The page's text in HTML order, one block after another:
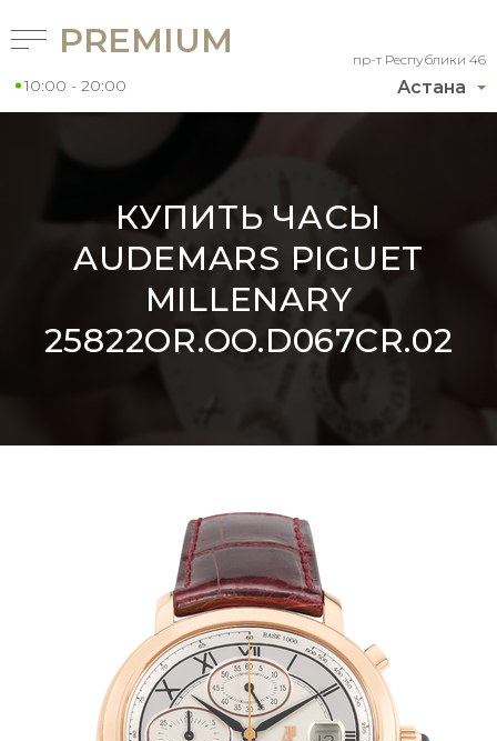
Астана
пр-т Республики 46
PREMIUM
10:00 - 20:00
КУПИТЬ ЧАСЫ
AUDEMARS PIGUET
MILLENARY
25822OR.OO.D067CR.02